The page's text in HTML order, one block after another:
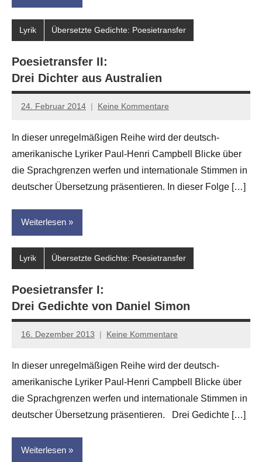
Lyrik Übersetzte Gedichte: Poesietransfer
Poesietransfer II:
Drei Dichter aus Australien
24. Februar 2014
Anton
Leitner
Keine Kommentare
In dieser unregelmäßigen Reihe wird der deutsch-
amerikanische Lyriker Paul-Henri Campbell Blicke über
die Sprachgrenzen werfen und internationale Stimmen in
deutscher Übersetzung präsentieren. In dieser Folge […]
Weiterlesen
Lyrik Übersetzte Gedichte: Poesietransfer
Poesietransfer I:
Drei Gedichte von Daniel Simon
16. Dezember 2013
Anton
Leitner
Keine Kommentare
In dieser unregelmäßigen Reihe wird der deutsch-
amerikanische Lyriker Paul-Henri Campbell Blicke über
die Sprachgrenzen werfen und internationale Stimmen in
deutscher Übersetzung präsentieren. Drei Gedichte […]
Weiterlesen